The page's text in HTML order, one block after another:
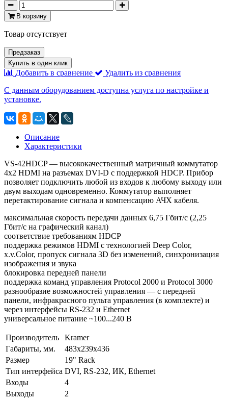
В корзину
Товар отсутствует
Предзаказ
Купить в один клик
Добавить в сравнение
Удалить из сравнения
С данным оборудованием доступна услуга по настройке и
установке.
Описание
Характеристики
VS-42HDCP — высококачественный матричный коммутатор
4х2 HDMI на разъемах DVI-D с поддержкой HDCP. Прибор
позволяет подключить любой из входов к любому выходу или
двум выходам одновременно. Коммутатор выполняет
перетактирование сигнала и компенсацию АЧХ кабеля.
максимальная скорость передачи данных 6,75 Гбит/с (2,25
Гбит/с на графический канал)
соответствие требованиям HDCP
поддержка режимов HDMI с технологией Deep Color,
x.v.Color, пропуск сигнала 3D без изменений, синхронизация
изображения и звука
блокировка передней панели
поддержка команд управления Protocol 2000 и Protocol 3000
разнообразие возможностей управления — с передней
панели, инфракрасного пульта управления (в комплекте) и
через интерфейсы RS-232 и Ethernet
универсальное питание ~100...240 В
Производитель
Kramer
Габариты, мм.
483x239x436
Размер
19" Rack
Тип интерфейса DVI, RS-232, ИК, Ethernet
Входы
4
Выходы
2